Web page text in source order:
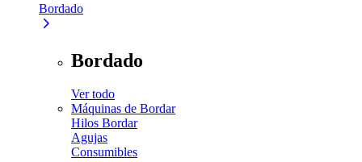
Bordado
Bordado
Ver todo
Máquinas de Bordar
Hilos Bordar
Agujas
Consumibles